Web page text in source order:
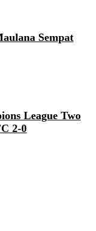
Sempat
League Two
2-0